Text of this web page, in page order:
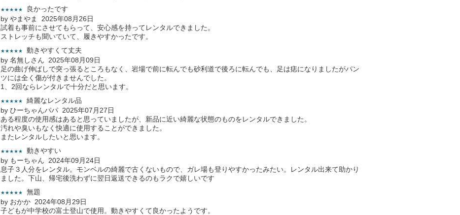
★★★★★
良かったです
by やまやま 2025年08月26日
試着も事前にさせてもらって、安心感を持ってレンタルできました。
ストレッチも聞いていて、履きやすかったです。
★★★★★
動きやすくて丈夫
by 名無しさん 2025年08月09日
足の曲げ伸ばしで突っ張るところもなく、岩場で前に転んでも砂利道で後ろに転んでも、足は痣になりましたがパン
ツには全く傷が付きませんでした。
1、2回ならレンタルで十分だと思います。
★★★★★
綺麗なレンタル品
by ひーちゃんパパ 2025年07月27日
ある程度の使用感はあると思っていましたが、新品に近い綺麗な状態のものをレンタルできました。
汚れや臭いもなく快適に使用することができました。
またレンタルしたいと思います。
★★★★★
動きやすい
by もーちゃん 2024年09月24日
息子３人分をレンタル。モンベルの綺麗で古くないもので、ガレ場も登りやすかったみたい。レンタル出来て助かり
ました。下山、帰宅後洗わずに翌日返送できるのもラクで嬉しいです
★★★★★
無題
by おかか 2024年08月29日
子どもが中学校の富士登山で使用。動きやすくて良かったようです。